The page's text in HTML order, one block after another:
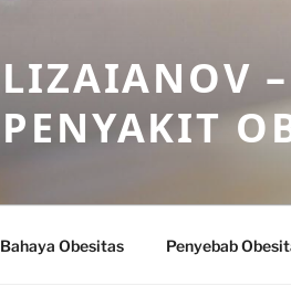
LIZAIANOV
PENYAKIT
Bahaya Obesitas Penyebab